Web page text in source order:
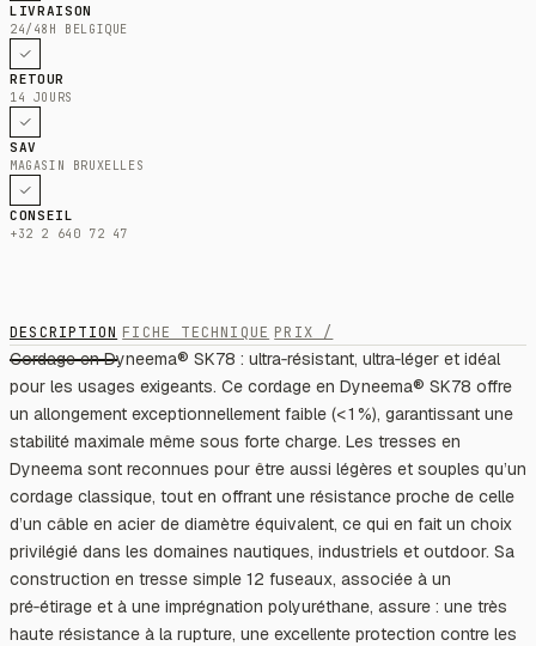
LIVRAISON
24/48H BELGIQUE
RETOUR
14 JOURS
SAV
MAGASIN BRUXELLES
CONSEIL
+32 2 640 72 47
DESCRIPTION FICHE TECHNIQUE PRIX /
Cordage en Dyneema® SK78 : ultra‑résistant, ultra‑léger et idéal
pour les usages exigeants. Ce cordage en Dyneema® SK78 offre
un allongement exceptionnellement faible (< 1 %), garantissant une
stabilité maximale même sous forte charge. Les tresses en
Dyneema sont reconnues pour être aussi légères et souples qu’un
cordage classique, tout en offrant une résistance proche de celle
d’un câble en acier de diamètre équivalent, ce qui en fait un choix
privilégié dans les domaines nautiques, industriels et outdoor. Sa
construction en tresse simple 12 fuseaux, associée à un
pré‑étirage et à une imprégnation polyuréthane, assure : une très
haute résistance à la rupture, une excellente protection contre les